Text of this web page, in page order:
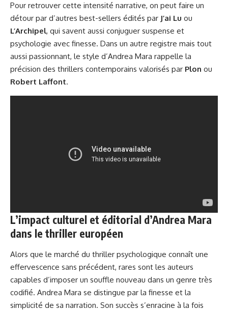
Pour retrouver cette intensité narrative, on peut faire un
détour par d’autres best-sellers édités par J’ai Lu ou
L’Archipel, qui savent aussi conjuguer suspense et
psychologie avec finesse. Dans un autre registre mais tout
aussi passionnant, le style d’Andrea Mara rappelle la
précision des thrillers contemporains valorisés par Plon ou
Robert Laffont.
L’impact culturel et éditorial d’Andrea Mara
dans le thriller européen
Alors que le marché du thriller psychologique connaît une
effervescence sans précédent, rares sont les auteurs
capables d’imposer un souffle nouveau dans un genre très
codifié. Andrea Mara se distingue par la finesse et la
simplicité de sa narration. Son succès s’enracine à la fois